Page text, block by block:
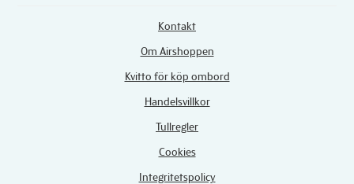
Kontakt
Om Airshoppen
Kvitto för köp ombord
Handelsvillkor
Tullregler
Cookies
Integritetspolicy